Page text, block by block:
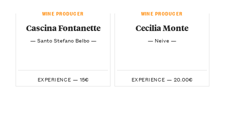
WINE PRODUCER
Cascina Fontanette
— Santo Stefano Belbo —
EXPERIENCE — 15€
WINE PRODUCER
Cecilia Monte
— Neive —
EXPERIENCE — 20.00€